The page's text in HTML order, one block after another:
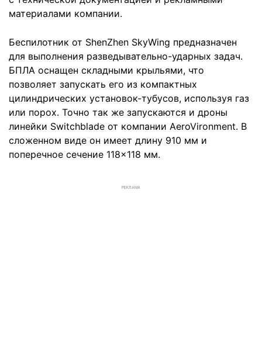
материалами компании.
Беспилотник от ShenZhen SkyWing предназначен
для выполнения разведывательно-ударных задач.
БПЛА оснащен складными крыльями, что
позволяет запускать его из компактных
цилиндрических установок-тубусов, используя газ
или порох. Точно так же запускаются и дроны
линейки Switchblade от компании AeroVironment. В
сложенном виде он имеет длину 910 мм и
поперечное сечение 118×118 мм.
РЕКЛАМА